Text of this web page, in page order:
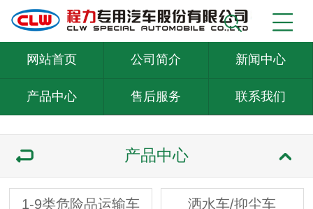
网站首页 公司简介 新闻中心
产品中心 售后服务 联系我们
产品中心
1-9类危险品运输车 洒水车/抑尘车